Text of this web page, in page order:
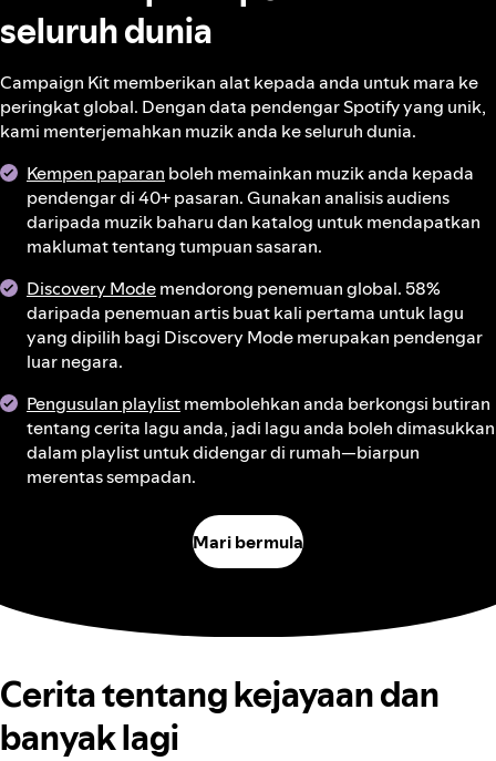
seluruh dunia
Campaign Kit memberikan alat kepada anda untuk mara ke
peringkat global. Dengan data pendengar Spotify yang unik,
kami menterjemahkan muzik anda ke seluruh dunia.
Kempen paparan boleh memainkan muzik anda kepada
pendengar di 40+ pasaran. Gunakan analisis audiens
daripada muzik baharu dan katalog untuk mendapatkan
maklumat tentang tumpuan sasaran.
Discovery Modemendorong penemuan global. 58%
daripada penemuan artis buat kali pertama untuk lagu
yang dipilih bagi Discovery Mode merupakan pendengar
luar negara.
Pengusulan playlistmembolehkan anda berkongsi butiran
tentang cerita lagu anda, jadi lagu anda boleh dimasukkan
dalam playlist untuk didengar di rumah—biarpun
merentas sempadan.
Mari bermula
Cerita tentang kejayaan dan
banyak lagi